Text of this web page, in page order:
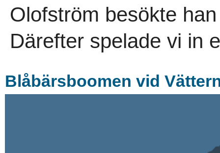
Olofström besökte
Därefter spelade vi in
Blåbärsboomen vid